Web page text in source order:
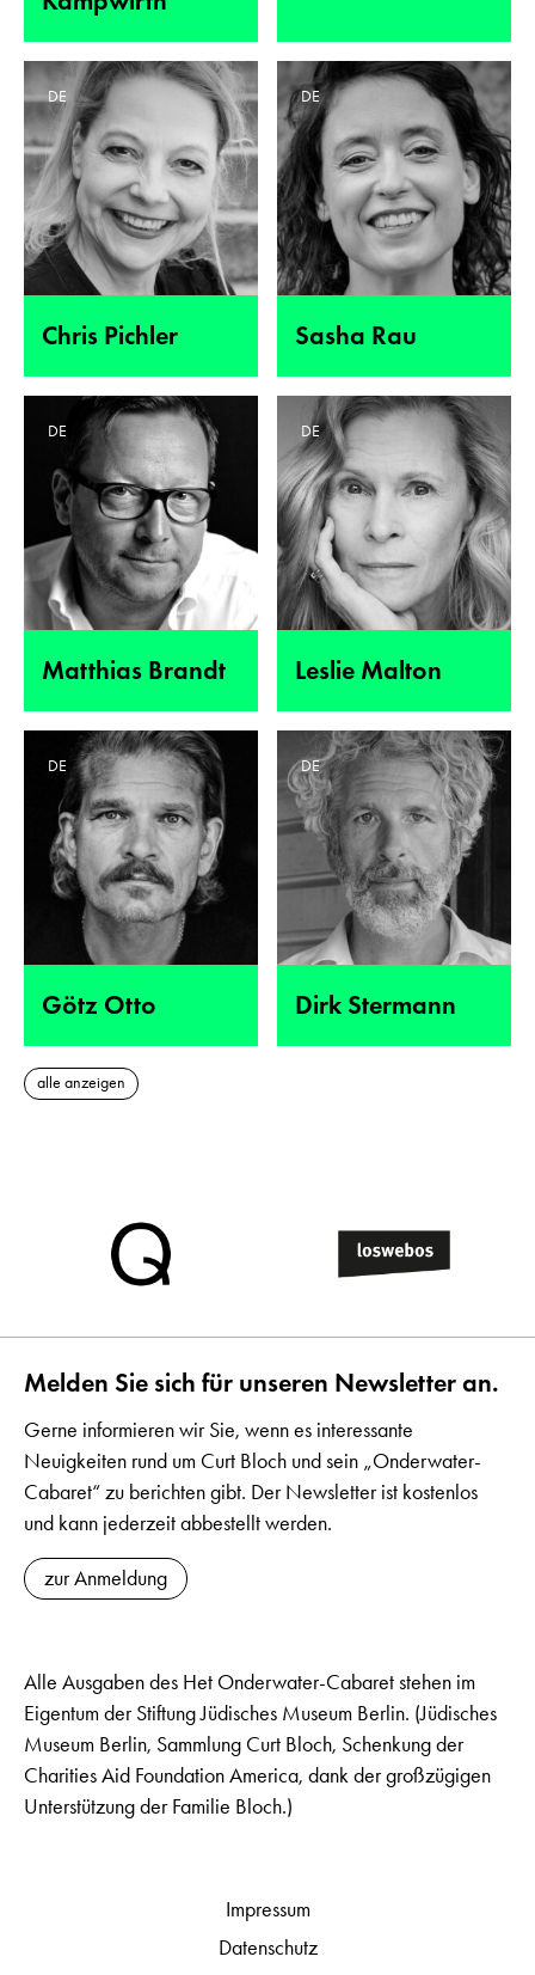
Chris Pichler
DE
Sasha Rau
DE
Matthias Brandt
DE
Leslie Malton
DE
Götz Otto
DE
Dirk Stermann
DE
alle anzeigen
Melden Sie sich für unseren Newsletter an.
Gerne informieren wir Sie, wenn es interessante
Neuigkeiten rund um Curt Bloch und sein „Onderwater-
Cabaret“ zu berichten gibt. Der Newsletter ist kostenlos
und kann jederzeit abbestellt werden.
zur Anmeldung
Alle Ausgaben des Het Onderwater-Cabaret stehen im
Eigentum der Stiftung Jüdisches Museum Berlin. (Jüdisches
Museum Berlin, Sammlung Curt Bloch, Schenkung der
Charities Aid Foundation America, dank der großzügigen
Unterstützung der Familie Bloch.)
Impressum
Datenschutz